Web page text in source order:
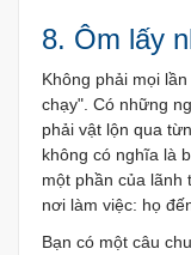
8. Ôm lấy
Không phải mọi
chạy". Có những
phải vật lộn qua
không có nghĩa là
một phần của lãnh
nơi làm việc: họ
Bạn có một câu